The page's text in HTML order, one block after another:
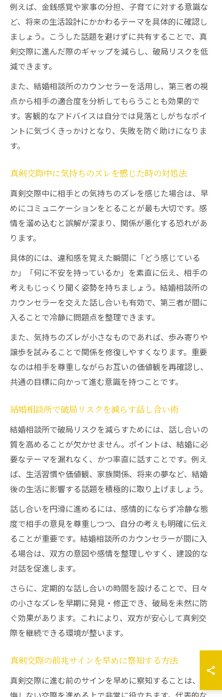
例えば、金銭感覚や家事の分担、子育てに対する意識な
ど、将来の生活設計にかかわるテーマを具体的に確認し
ましょう。こうした話題を避けずに共有することで、真
剣交際に進んだ際のギャップを減らし、破局リスクを低
減できます。
また、結婚相談所のカウンセラーを活用し、第三者の視
点から相手の適合度を分析してもらうことも効果的で
す。客観的なアドバイスは自分では見落としがちなポイ
ントに気づくきっかけとなり、失敗を防ぐ助けになりま
す。
真剣交際中に気持ちのズレを感じた時の対処法
真剣交際中に相手との気持ちのズレを感じた場合は、早
めにコミュニケーションをとることが最も大切です。感
情を溜め込むと誤解が深まり、関係が悪化する恐れがあ
ります。
具体的には、違和感を覚えた瞬間に「どう感じている
か」「何に不安を持っているか」を素直に伝え、相手の
考えもじっくり聞く姿勢を持ちましょう。結婚相談所の
カウンセラーを交えた話し合いも有効で、第三者が間に
入ることで冷静に問題点を整理できます。
また、気持ちのズレが小さなものであれば、歩み寄りや
譲歩を試みることで関係を修復しやすくなります。重要
なのは相手を尊重しながらお互いの価値観を再確認し、
共通の目標に向かって進む意識を持つことです。
結婚相談所で破局リスクを減らす話し合い術
結婚相談所で破局リスクを減らすためには、話し合いの
質を高めることが欠かせません。ポイントは、結婚に必
要なテーマを漏れなく、かつ率直に話すことです。例え
ば、生活習慣や価値観、家族関係、将来の夢など、結婚
後の生活に影響する話題を積極的に取り上げましょう。
話し合いを円滑に進めるには、感情的にならず冷静な態
度で相手の意見を尊重しつつ、自分の考えも明確に伝え
ることが重要です。結婚相談所のカウンセラーが間に入
る場合は、双方の意図や感情を整理しやすく、建設的な
対話を促進します。
さらに、定期的な話し合いの時間を設けることで、日々
の小さなズレを早期に発見・修正でき、破局を未然に防
ぐ効果があります。これにより、双方が安心して真剣交
際を継続できる環境が整います。
真剣交際の前兆サインを早めに察知する方法
真剣交際に進む前のサインを早めに察知することは、後